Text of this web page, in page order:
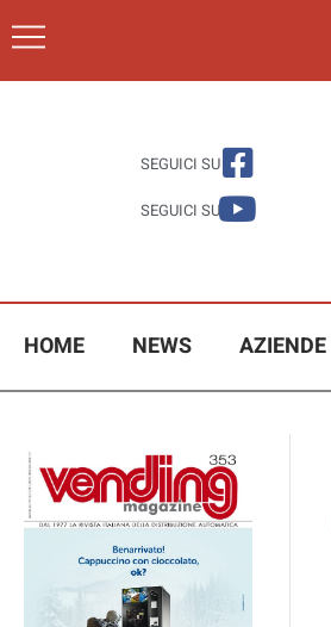
SEGUICI SU
SEGUICI SU
HOME NEWS AZIENDE